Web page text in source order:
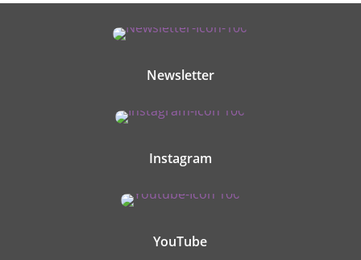
Newsletter
Instagram
YouTube